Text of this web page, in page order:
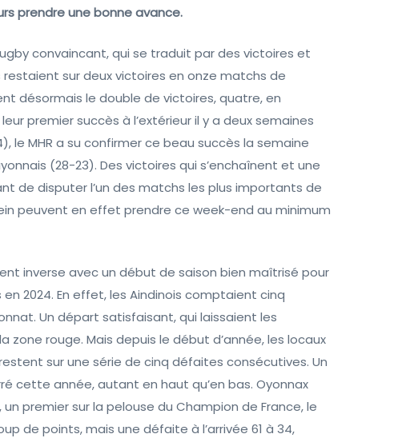
prendre une bonne avance.
convaincant, qui se traduit par des victoires et
sur deux victoires en onze matchs de
désormais le double de victoires, quatre, en
premier succès à l’extérieur il y a deux semaines
le MHR a su confirmer ce beau succès la semaine
(28-23). Des victoires qui s’enchaînent et une
de disputer l’un des matchs les plus importants de
peuvent en effet prendre ce week-end au minimum
inverse avec un début de saison bien maîtrisé pour
2024. En effet, les Aindinois comptaient cinq
Un départ satisfaisant, qui laissaient les
zone rouge. Mais depuis le début d’année, les locaux
sur une série de cinq défaites consécutives. Un
cette année, autant en haut qu’en bas. Oyonnax
premier sur la pelouse du Champion de France, le
de points, mais une défaite à l’arrivée 61 à 34,